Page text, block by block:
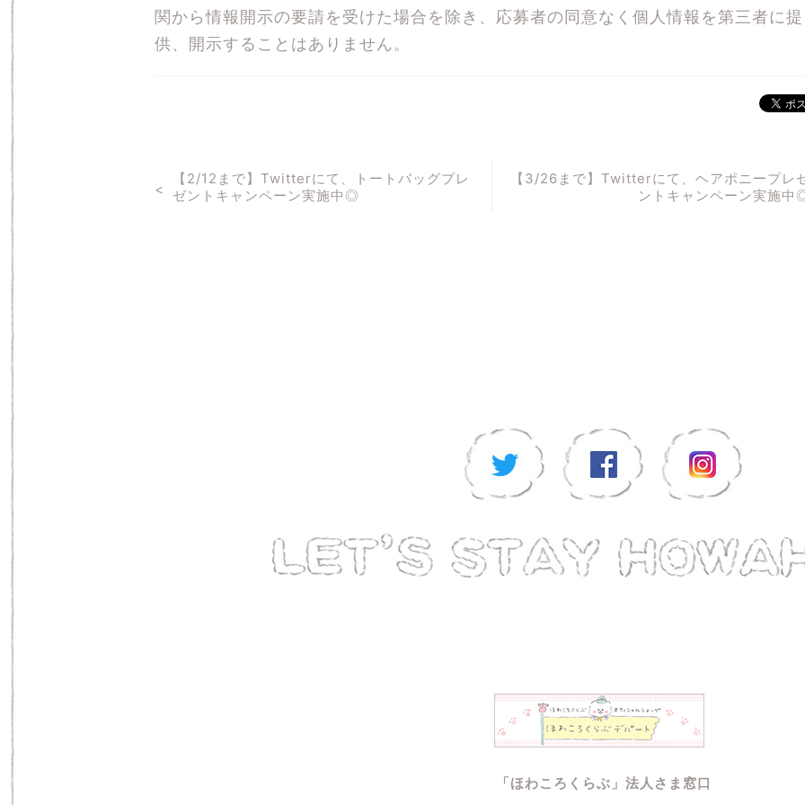
関から情報開示の要請を受けた場合を除き、応募者の同意なく個人情報を第三者に提
供、開示することはありません。
【2/12まで】Twitterにて、トートバッグプレ
ゼントキャンペーン実施中◎
【3/26まで】Twitterにて、ヘアポニープレ
ントキャンペーン実施中
「ほわころくらぶ」法人さま窓口